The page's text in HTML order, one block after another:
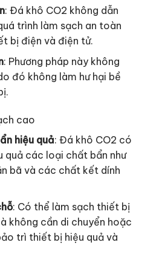
: Đá khô CO2 không dẫn
trình làm sạch an toàn
bị điện và điện tử.
: Phương pháp này không
đó không làm hư hại bề
cao
hiệu quả: Đá khô CO2 có
quả các loại chất bẩn như
bã và các chất kết dính
: Có thể làm sạch thiết bị
không cần di chuyển hoặc
trì thiết bị hiệu quả và